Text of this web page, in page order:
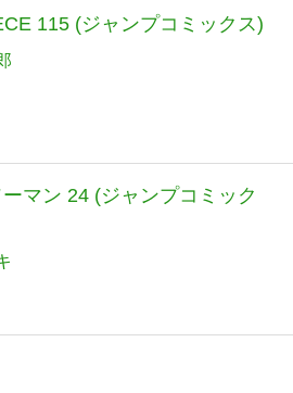
115 (ジャンプコミックス)
マン 24 (ジャンプコミック